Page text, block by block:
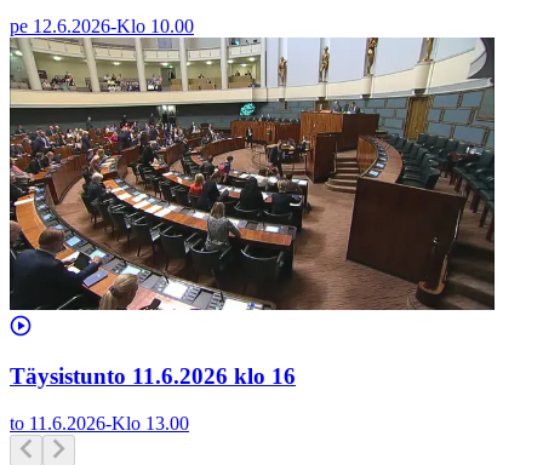
pe 12.6.2026-Klo 10.00
Täysistunto 11.6.2026 klo 16
to 11.6.2026-Klo 13.00